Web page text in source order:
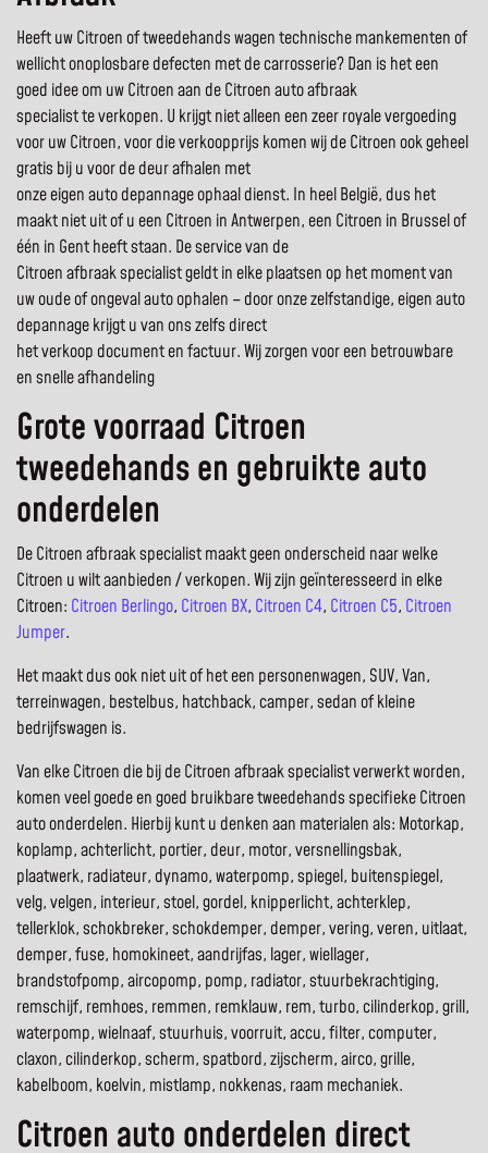
Heeft uw Citroen of tweedehands wagen technische mankementen of
wellicht onoplosbare defecten met de carrosserie? Dan is het een
goed idee om uw Citroen aan de Citroen auto afbraak
specialist te verkopen. U krijgt niet alleen een zeer royale vergoeding
voor uw Citroen, voor die verkoopprijs komen wij de Citroen ook geheel
gratis bij u voor de deur afhalen met
onze eigen auto depannage ophaal dienst. In heel België, dus het
maakt niet uit of u een Citroen in Antwerpen, een Citroen in Brussel of
één in Gent heeft staan. De service van de
Citroen afbraak specialist geldt in elke plaatsen op het moment van
uw oude of ongeval auto ophalen – door onze zelfstandige, eigen auto
depannage krijgt u van ons zelfs direct
het verkoop document en factuur. Wij zorgen voor een betrouwbare
en snelle afhandeling
Grote voorraad Citroen
tweedehands en gebruikte auto
onderdelen
De Citroen afbraak specialist maakt geen onderscheid naar welke
Citroen u wilt aanbieden / verkopen. Wij zijn geïnteresseerd in elke
Citroen: Citroen Berlingo, Citroen BX, Citroen C4, Citroen C5, Citroen
Jumper.
Het maakt dus ook niet uit of het een personenwagen, SUV, Van,
terreinwagen, bestelbus, hatchback, camper, sedan of kleine
bedrijfswagen is.
Van elke Citroen die bij de Citroen afbraak specialist verwerkt worden,
komen veel goede en goed bruikbare tweedehands specifieke Citroen
auto onderdelen. Hierbij kunt u denken aan materialen als: Motorkap,
koplamp, achterlicht, portier, deur, motor, versnellingsbak,
plaatwerk, radiateur, dynamo, waterpomp, spiegel, buitenspiegel,
velg, velgen, interieur, stoel, gordel, knipperlicht, achterklep,
tellerklok, schokbreker, schokdemper, demper, vering, veren, uitlaat,
demper, fuse, homokineet, aandrijfas, lager, wiellager,
brandstofpomp, aircopomp, pomp, radiator, stuurbekrachtiging,
remschijf, remhoes, remmen, remklauw, rem, turbo, cilinderkop, grill,
waterpomp, wielnaaf, stuurhuis, voorruit, accu, filter, computer,
claxon, cilinderkop, scherm, spatbord, zijscherm, airco, grille,
kabelboom, koelvin, mistlamp, nokkenas, raam mechaniek.
Citroen auto onderdelen direct